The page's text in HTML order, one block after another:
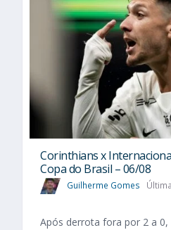
Corinthians x
Copa do Brasil – 06/08
Guilherme Gomes
Após derrota fora por 2 a